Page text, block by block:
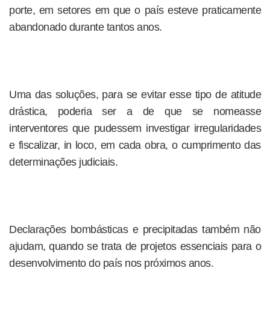
porte, em setores em que o país esteve praticamente
abandonado durante tantos anos.
Uma das soluções, para se evitar esse tipo de atitude
drástica, poderia ser a de que se nomeasse
interventores que pudessem investigar irregularidades
e fiscalizar, in loco, em cada obra, o cumprimento das
determinações judiciais.
Declarações bombásticas e precipitadas também não
ajudam, quando se trata de projetos essenciais para o
desenvolvimento do país nos próximos anos.